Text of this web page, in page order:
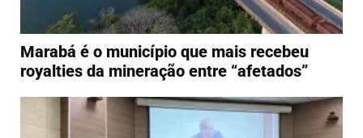
Marabá é o município que mais recebeu
royalties da mineração entre “afetados”